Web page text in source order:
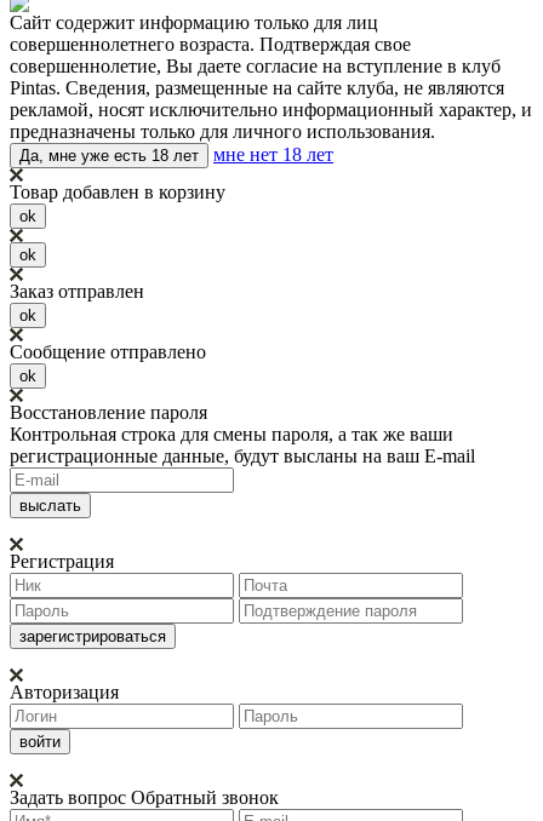
Сайт содержит информацию только для лиц
совершеннолетнего возраста. Подтверждая свое
совершеннолетие, Вы даете согласие на вступление в клуб
Pintas. Сведения, размещенные на сайте клуба, не являются
рекламой, носят исключительно информационный характер, и
предназначены только для личного использования.
Да, мне уже есть 18 лет
мне нет 18 лет
Товар добавлен в корзину
ok
ok
Заказ отправлен
ok
Сообщение отправлено
ok
Восстановление пароля
Контрольная строка для смены пароля, а так же ваши
регистрационные данные, будут высланы на ваш E-mail
Регистрация
Авторизация
Задать вопрос Обратный звонок